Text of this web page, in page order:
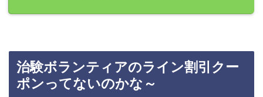
治験ボランティアのライン割引クー
ポンってないのかな～